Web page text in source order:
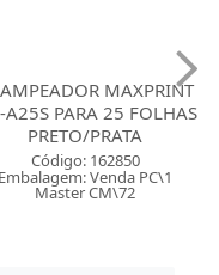
MAXPRINT
A25S PARA 25 FOLHAS
PRETO/PRATA
Código: 162850
Embalagem: Venda PC\1
Master CM\72